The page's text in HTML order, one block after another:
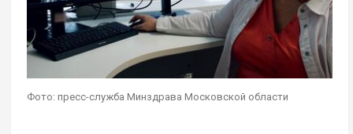
Фото: пресс-служба Минздрава Московской области